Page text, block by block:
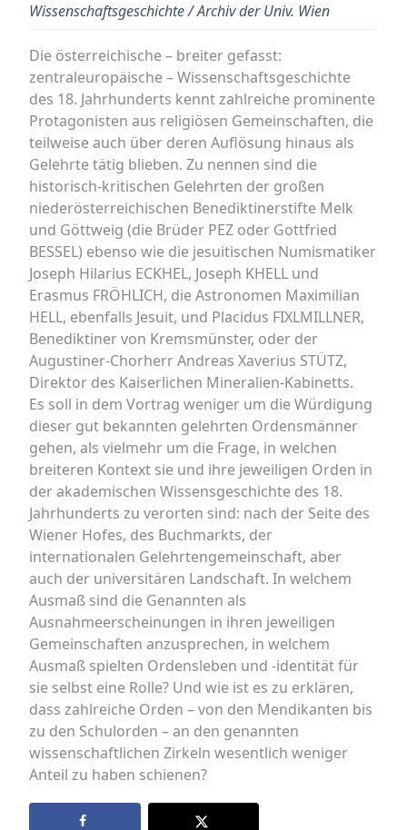
Wissenschaftsgeschichte / Archiv der Univ. Wien
Die österreichische – breiter gefasst:
zentraleuropäische – Wissenschaftsgeschichte
des 18. Jahrhunderts kennt zahlreiche prominente
Protagonisten aus religiösen Gemeinschaften, die
teilweise auch über deren Auflösung hinaus als
Gelehrte tätig blieben. Zu nennen sind die
historisch-kritischen Gelehrten der großen
niederösterreichischen Benediktinerstifte Melk
und Göttweig (die Brüder PEZ oder Gottfried
BESSEL) ebenso wie die jesuitischen Numismatiker
Joseph Hilarius ECKHEL, Joseph KHELL und
Erasmus FRÖHLICH, die Astronomen Maximilian
HELL, ebenfalls Jesuit, und Placidus FIXLMILLNER,
Benediktiner von Kremsmünster, oder der
Augustiner-Chorherr Andreas Xaverius STÜTZ,
Direktor des Kaiserlichen Mineralien-Kabinetts.
Es soll in dem Vortrag weniger um die Würdigung
dieser gut bekannten gelehrten Ordensmänner
gehen, als vielmehr um die Frage, in welchen
breiteren Kontext sie und ihre jeweiligen Orden in
der akademischen Wissensgeschichte des 18.
Jahrhunderts zu verorten sind: nach der Seite des
Wiener Hofes, des Buchmarkts, der
internationalen Gelehrtengemeinschaft, aber
auch der universitären Landschaft. In welchem
Ausmaß sind die Genannten als
Ausnahmeerscheinungen in ihren jeweiligen
Gemeinschaften anzusprechen, in welchem
Ausmaß spielten Ordensleben und -identität für
sie selbst eine Rolle? Und wie ist es zu erklären,
dass zahlreiche Orden – von den Mendikanten bis
zu den Schulorden – an den genannten
wissenschaftlichen Zirkeln wesentlich weniger
Anteil zu haben schienen?